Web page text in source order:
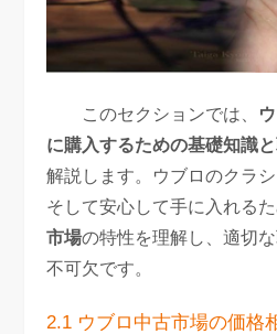
このセクションでは、
に購入するための基礎知識
解説します。ウブロのクラ
そして安心して手に入れるた
市場の特性を理解し、適切
不可欠です。
2.1 ウブロ中古市場の価